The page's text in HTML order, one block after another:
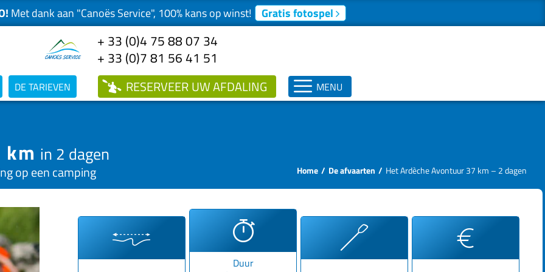
Met dank aan "Canoës Service", 100% kans op winst! Gratis fotospel
+ 33 (0)4 75 88 07 34
+ 33 (0)7 81 56 41 51
DE TARIEVEN RESERVEER UW AFDALING MENU
in 2 dagen
op een camping Home De afvaarten Het Ardèche Avontuur 37 km – 2 dagen
Duur